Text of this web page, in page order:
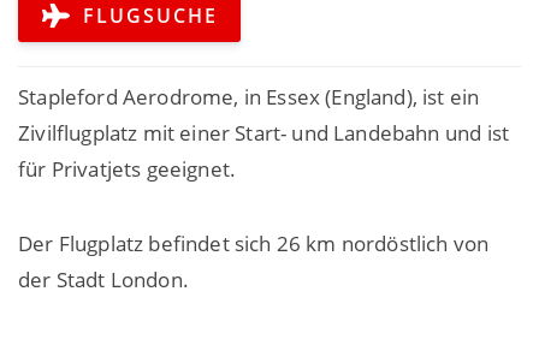
FLUGSUCHE
Stapleford Aerodrome, in Essex (England), ist ein
Zivilflugplatz mit einer Start- und Landebahn und ist
für Privatjets geeignet.
Der Flugplatz befindet sich 26 km nordöstlich von
der Stadt London.